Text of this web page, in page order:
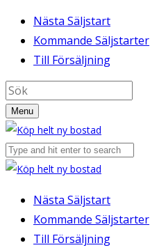
Nästa Säljstart
Kommande Säljstarter
Till Försäljning
Menu
Nästa Säljstart
Kommande Säljstarter
Till Försäljning